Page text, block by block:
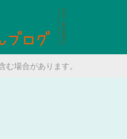
む場合があります。